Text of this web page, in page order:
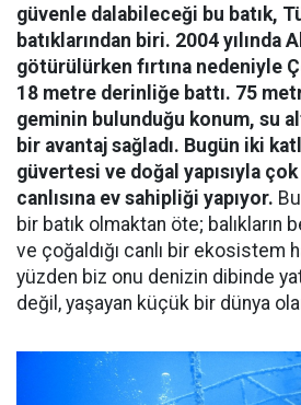
güvenle dalabileceği bu batık,
batıklarından biri. 2004 yılında
götürülürken fırtına nedeniyle
18 metre derinliğe battı. 75
geminin bulunduğu konum, su
bir avantaj sağladı. Bugün iki
güvertesi ve doğal yapısıyla çok
canlısına ev sahipliği yapıyor.
bir batık olmaktan öte; balıkların
ve çoğaldığı canlı bir ekosistem
yüzden biz onu denizin dibinde
değil, yaşayan küçük bir dünya